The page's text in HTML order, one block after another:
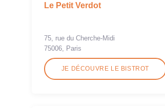
Le Petit Verdot
75, rue du Cherche-Midi
75006, Paris
JE DÉCOUVRE LE BISTROT